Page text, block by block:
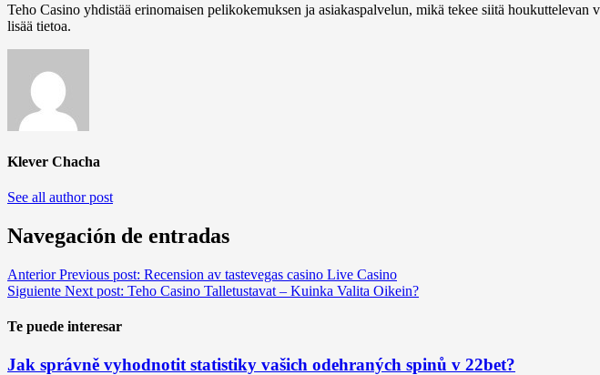
Teho Casino yhdistää erinomaisen pelikokemuksen ja asiakaspalvelun, mikä tekee siitä
lisää tietoa.
Klever Chacha
See all author post
Navegación de entradas
Anterior Previous post: Recension av tastevegas casino Live Casino
Siguiente Next post: Teho Casino Talletustavat – Kuinka Valita Oikein?
Te puede interesar
Jak správně vyhodnotit statistiky vašich odehraných spinů v 22bet?